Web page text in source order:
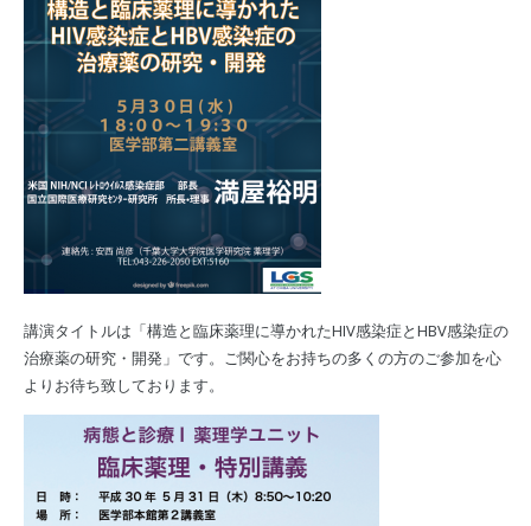
講演タイトルは「構造と臨床薬理に導かれたHIV感染症とHBV感染症の
治療薬の研究・開発」です。ご関心をお持ちの多くの方のご参加を心
よりお待ち致しております。